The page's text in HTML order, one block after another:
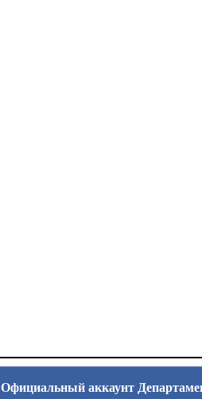
Официальный аккаунт